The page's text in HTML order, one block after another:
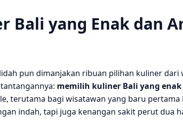
Bali yang Enak dan
pun dimanjakan ribuan pilihan kuliner dari
memilih kuliner Bali yang
terutama bagi wisatawan yang baru pertama
indah, tapi juga kenangan sakit perut dua